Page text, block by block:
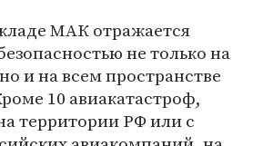
МАК отражается
не только на
и на всем пространстве
10 авиакатастроф,
территории РФ или с